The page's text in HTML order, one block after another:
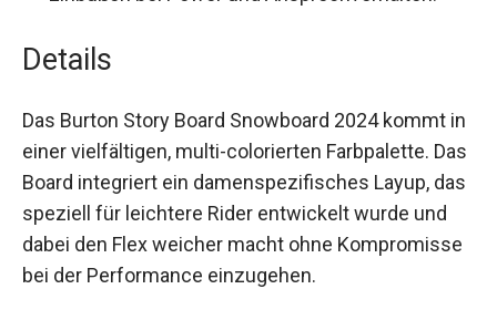
Einbußen bei Power und Ansprechverhalten.
Details
Das Burton Story Board Snowboard 2024 kommt
in einer vielfältigen, multi-colorierten Farbpalette.
Das Board integriert ein damenspezifisches
Layup, das speziell für leichtere Rider entwickelt
wurde und dabei den Flex weicher macht ohne
Kompromisse bei der Performance einzugehen.